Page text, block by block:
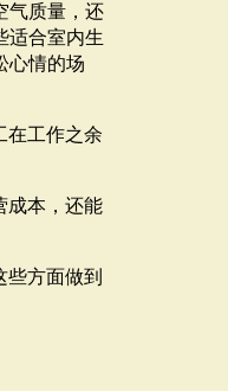
气质量，还
适合室内生
心情的场
在工作之余
成本，还能
方面做到